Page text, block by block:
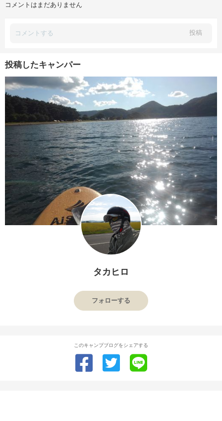
コメントはまだありません
投稿
投稿したキャンパー
タカヒロ
フォローする
このキャンプブログをシェアする